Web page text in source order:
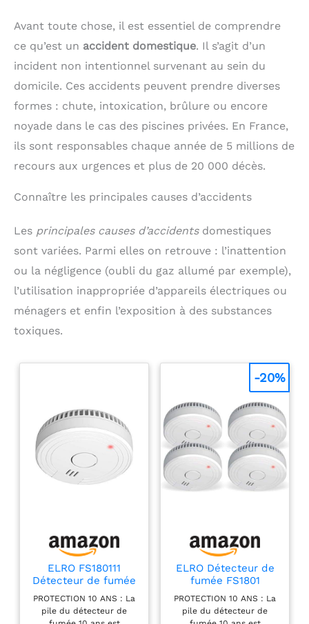
Avant toute chose, il est essentiel de comprendre
ce qu’est un accident domestique. Il s’agit d’un
incident non intentionnel survenant au sein du
domicile. Ces accidents peuvent prendre diverses
formes : chute, intoxication, brûlure ou encore
noyade dans le cas des piscines privées. En France,
ils sont responsables chaque année de 5 millions de
recours aux urgences et plus de 20 000 décès.
Connaître les principales causes d’accidents
Les principales causes d’accidentsdomestiques
sont variées. Parmi elles on retrouve : l’inattention
ou la négligence (oubli du gaz allumé par exemple),
l’utilisation inappropriée d’appareils électriques ou
ménagers et enfin l’exposition à des substances
toxiques.
ELRO FS180111
Détecteur de fumée
- Conforme à la
Norme européenne
EN14604, Blanc
PROTECTION 10 ANS : La
pile du détecteur de
ELRO Détecteur de
fumée FS1801
conforme à la norme
européenne
EN14604-4 pièces,
PROTECTION 10 ANS : La
pile du détecteur de
-20%